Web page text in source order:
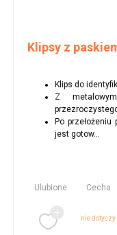
Klipsy z
Klips do
Z
Po
jest gotow...
Ulubione Cecha
nie dotyczy